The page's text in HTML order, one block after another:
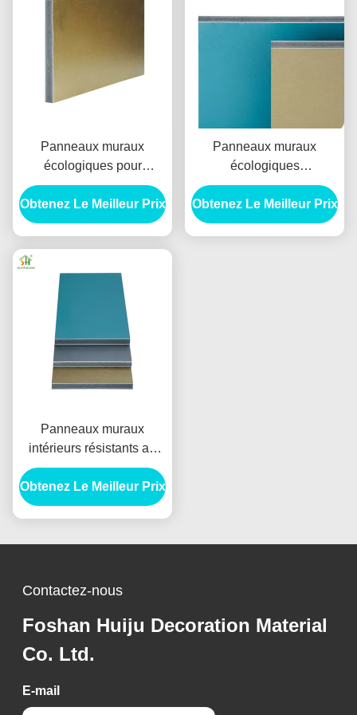
Panneaux muraux
écologiques pour
rénovation de maison DIY
Obtenez Le Meilleur Prix
Panneaux muraux
écologiques
commerciaux Panneau
en cristal de carbone
avec texture de bambou
Obtenez Le Meilleur Prix
Panneaux muraux
intérieurs résistants au
feu de 12 mm pour la
décoration murale du
salon
Obtenez Le Meilleur Prix
Contactez-nous
Foshan Huiju Decoration Material
Co. Ltd.
E-mail